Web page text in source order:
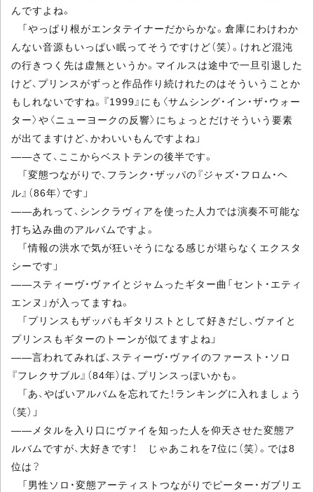
んですよね。
「やっぱり根がエンタテイナーだからかな。倉庫にわけわか
んない音源もいっぱい眠ってそうですけど（笑）。けれど混沌
の行きつく先は虚無というか。マイルスは途中で一旦引退した
けど、プリンスがずっと作品作り続けれたのはそういうことか
もしれないですね。『1999』にも〈サムシング・イン・ザ・ウォー
ター〉や〈ニューヨークの反響〉にちょっとだけそういう要素
が出てますけど、かわいいもんですよね」
――さて、ここからベストテンの後半です。
「変態つながりで、フランク・ザッパの『ジャズ・フロム・ヘ
ル』（86年）です」
――あれって、シンクラヴィアを使った人力では演奏不可能な
打ち込み曲のアルバムですよ。
「情報の洪水で気が狂いそうになる感じが堪らなくエクスタ
シーです」
――スティーヴ・ヴァイとジャムったギター曲「セント・エティ
エンヌ」が入ってますね。
「プリンスもザッパもギタリストとして好きだし、ヴァイと
プリンスもギターのトーンが似てますよね」
――言われてみれば、スティーヴ・ヴァイのファースト・ソロ
『フレクサブル』（84年）は、プリンスっぽいかも。
「あ、やばいアルバムを忘れてた！ランキングに入れましょう
（笑）」
――メタルを入り口にヴァイを知った人を仰天させた変態ア
ルバムですが、大好きです！ じゃあこれを7位に（笑）。では8
位は？
「男性ソロ・変態アーティストつながりでピーター・ガブリエ